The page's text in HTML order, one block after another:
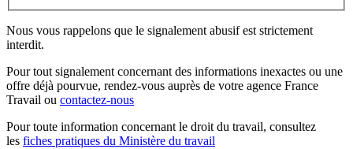
Nous vous rappelons que le signalement abusif est strictement
interdit.
Pour tout signalement concernant des informations inexactes ou une
offre déjà pourvue, rendez-vous auprès de votre agence France
Travail ou contactez-nous
Pour toute information concernant le droit du travail, consultez
les fiches pratiques du Ministère du travail